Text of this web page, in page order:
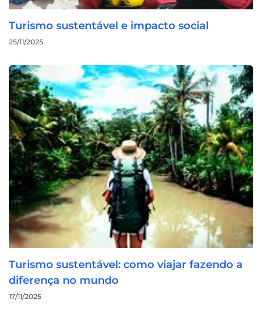
Turismo sustentável e impacto social
25/11/2025
Turismo sustentável: como viajar fazendo a
diferença no mundo
17/11/2025